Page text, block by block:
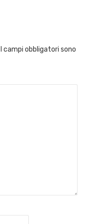
I campi obbligatori sono